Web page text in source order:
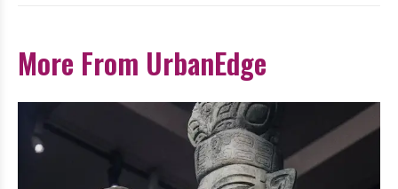
More From UrbanEdge